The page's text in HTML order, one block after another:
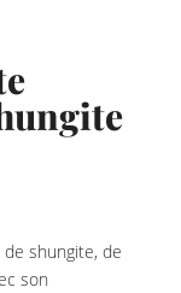
shungite, de
son